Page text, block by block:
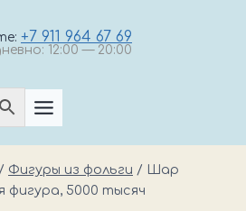
+7 911 964 67 69
12:00 — 20:00
/ Фигуры из фольги /
Шар
фигура, 5000 тысяч